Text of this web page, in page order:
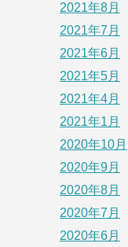
2021年8月
2021年7月
2021年6月
2021年5月
2021年4月
2021年1月
2020年10月
2020年9月
2020年8月
2020年7月
2020年6月